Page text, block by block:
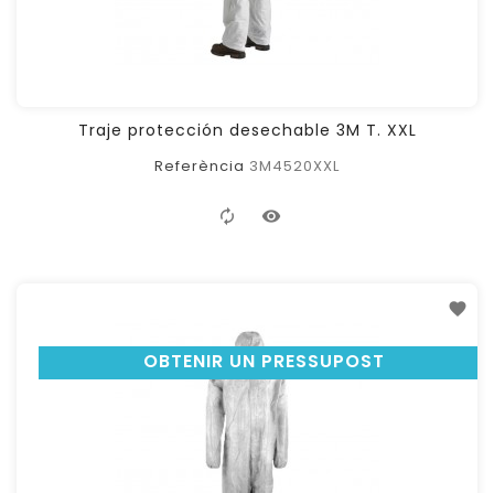
Traje protección desechable 3M T. XXL
Referència 3M4520XXL
OBTENIR UN PRESSUPOST